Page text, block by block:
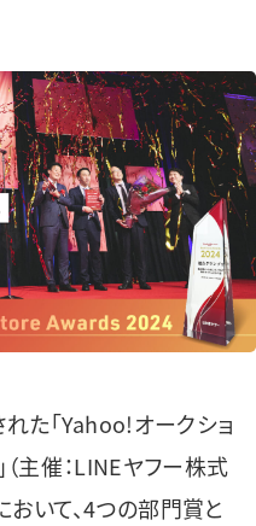
た「Yahoo!オークショ
主催：LINEヤフー株式
おいて、4つの部門賞と